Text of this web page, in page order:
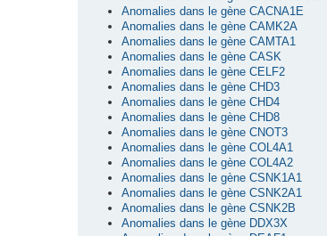
Anomalies dans le gène CACNA1E
Anomalies dans le gène CAMK2A
Anomalies dans le gène CAMTA1
Anomalies dans le gène CASK
Anomalies dans le gène CELF2
Anomalies dans le gène CHD3
Anomalies dans le gène CHD4
Anomalies dans le gène CHD8
Anomalies dans le gène CNOT3
Anomalies dans le gène COL4A1
Anomalies dans le gène COL4A2
Anomalies dans le gène CSNK1A1
Anomalies dans le gène CSNK2A1
Anomalies dans le gène CSNK2B
Anomalies dans le gène DDX3X